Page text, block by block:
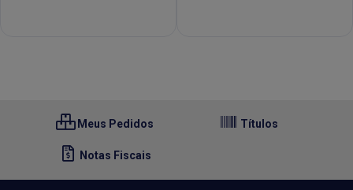
Meus Pedidos Títulos
Notas Fiscais